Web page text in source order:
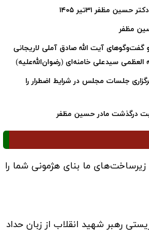
مظفر ۳۱تیر ۱۴۰۵
مظفر
گفت‌وگوهای آیت ‌الله صادق آملی لاریجانی
العظمی سیدعلی خامنه‌ای (رضوان‌الله‌علیه)
جلسات مجلس در شرایط اضطرار را
درگذشت مادر حسین مظفر
ما بنای هژمونی شما را
رهبر شهید انقلاب از زبان حداد